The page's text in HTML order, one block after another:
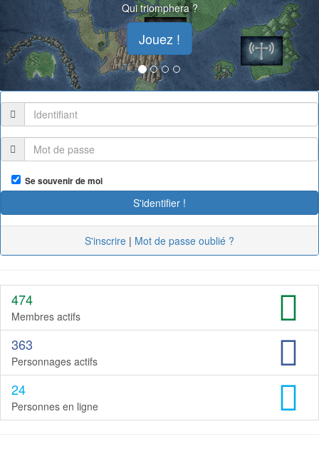
Qui triomphera ?
Jouez !
Se souvenir de moi
S'inscrire | Mot de passe oublié ?
474
Membres actifs
363
Personnages actifs
24
Personnes en ligne